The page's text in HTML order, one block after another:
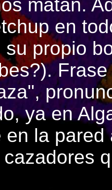
matan.
en
propio
ya en
en la